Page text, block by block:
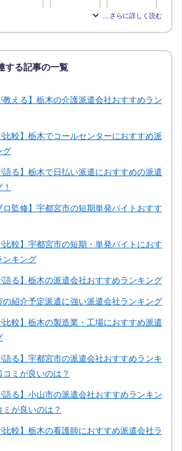
山形 福島
埼玉
兵庫 京都 滋賀
する記事の一覧
教える】栃木の介護派遣会社おすすめラン
比較】栃木でコールセンターにおすすめ派
グ
語る】栃木で日払い派遣におすすめの派遣
ロ監修】宇都宮市の短期単発バイトおすす
比較】宇都宮市の短期・単発バイトにおす
ンキング
語る】栃木の派遣会社おすすめランキング
の紹介予定派遣に強い派遣会社ランキング
比較】栃木の製造業・工場におすすめ派遣
語る】宇都宮市の派遣会社おすすめランキ
コミが良いのは？
語る】小山市の派遣会社おすすめランキン
が良いのは？
比較】栃木の看護師におすすめ派遣会社ラ